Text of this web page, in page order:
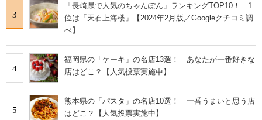
3
「長崎県で人気のちゃんぽん」ランキングTOP10！ 1
位は「天石上海楼」【2024年2月版／Googleクチコミ調
べ】
4
福岡県の「ケーキ」の名店13選！ あなたが一番好きな
店はどこ？【人気投票実施中】
5
熊本県の「パスタ」の名店10選！ 一番うまいと思う店
はどこ？【人気投票実施中】